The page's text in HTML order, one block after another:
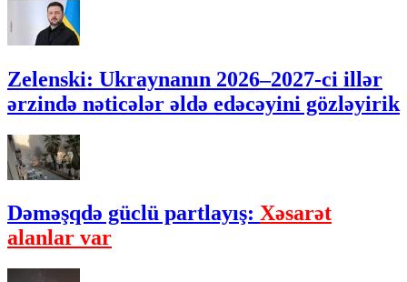
Zelenski: Ukraynanın 2026–2027-ci illər
ərzində nəticələr əldə edəcəyini gözləyirik
Dəməşqdə güclü partlayış: Xəsarət
alanlar var